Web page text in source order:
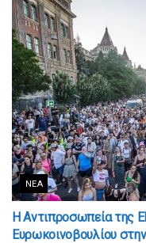
ΝΈΑ
Η Αντιπροσωπεία της
Ευρωκοινοβουλίου